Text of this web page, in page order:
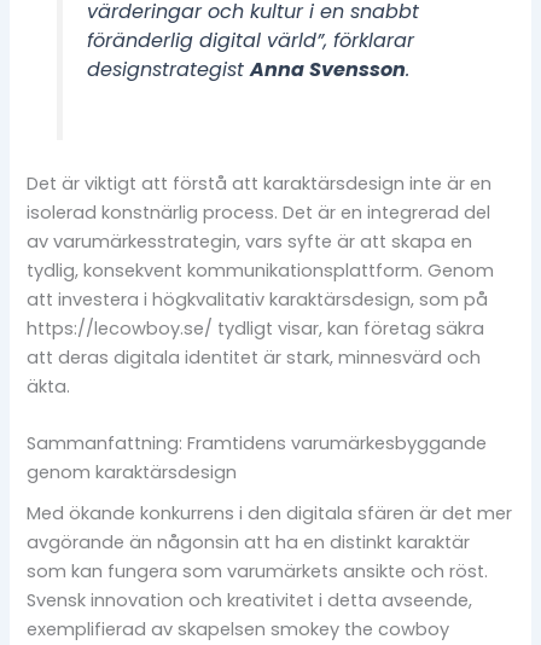
värderingar och kultur i en snabbt
föränderlig digital värld”, förklarar
designstrategistAnna Svensson.
Det är viktigt att förstå att karaktärsdesign inte är en
isolerad konstnärlig process. Det är en integrerad del
av varumärkesstrategin, vars syfte är att skapa en
tydlig, konsekvent kommunikationsplattform. Genom
att investera i högkvalitativ karaktärsdesign, som på
https://lecowboy.se/ tydligt visar, kan företag säkra
att deras digitala identitet är stark, minnesvärd och
äkta.
Sammanfattning: Framtidens varumärkesbyggande
genom karaktärsdesign
Med ökande konkurrens i den digitala sfären är det mer
avgörande än någonsin att ha en distinkt karaktär
som kan fungera som varumärkets ansikte och röst.
Svensk innovation och kreativitet i detta avseende,
exemplifierad av skapelsen smokey the cowboy